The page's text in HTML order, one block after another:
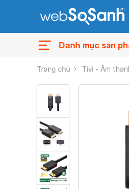
Danh mục sản
Trang chủ Tivi - Âm